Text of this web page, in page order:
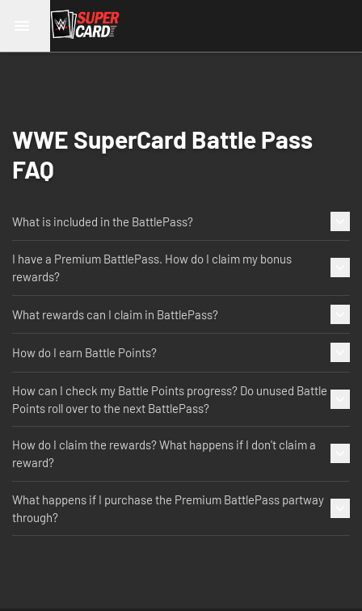
WWE SuperCard Battle Pass
FAQ
What is included in the BattlePass?
I have a Premium BattlePass. How do I claim my bonus
rewards?
What rewards can I claim in BattlePass?
How do I earn Battle Points?
How can I check my Battle Points progress? Do unused Battle
Points roll over to the next BattlePass?
How do I claim the rewards? What happens if I don't claim a
reward?
What happens if I purchase the Premium BattlePass partway
through?